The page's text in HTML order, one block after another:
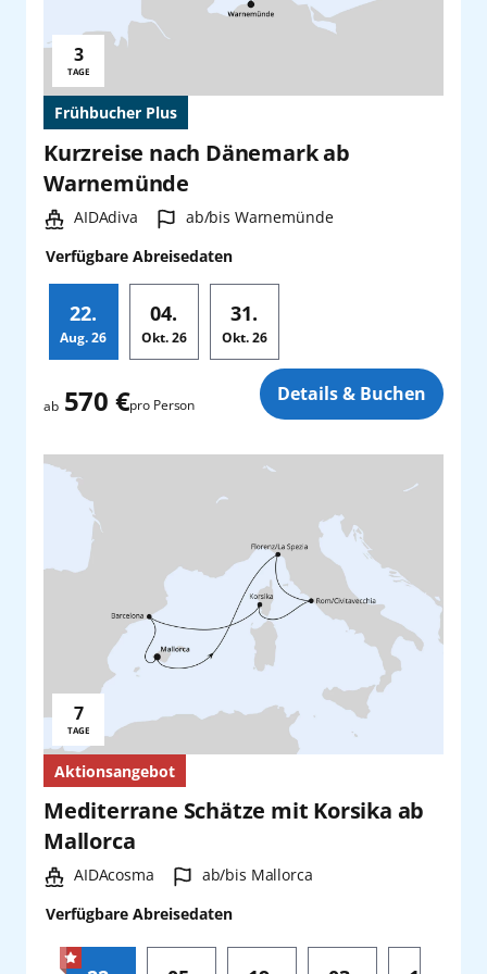
Frühbucher Plus
Kurzreise nach Dänemark ab
Warnemünde
Schiff:
AIDAdiva Hafen:
ab/bis Warnemünde
Verfügbare Abreisedaten
22.
Aug. 26
04.
Okt.26
31.
Okt.26
Reisedauer:
3
TAGE
ab 570 €pro Person Details & Buchen
Aktionsangebot
Mediterrane Schätze mit Korsika ab
Mallorca
Schiff:
AIDAcosma Hafen:
ab/bis Mallorca
Verfügbare Abreisedaten
Reisedauer:
7
TAGE